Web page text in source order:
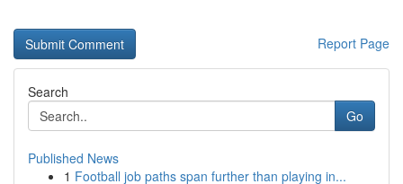
Report Page
Search
Go
Published News
1 Football job paths span further than playing in...